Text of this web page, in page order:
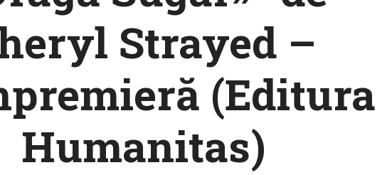
Strayed –
(Editura
Humanitas)